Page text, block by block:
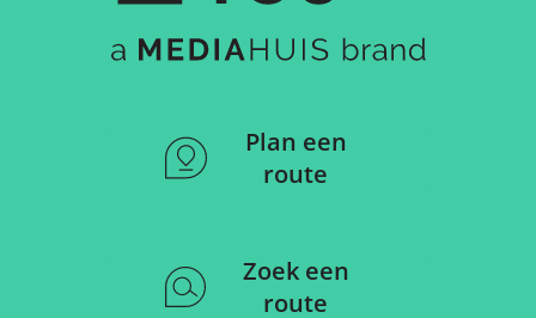
Plan een
route
Zoek een
route